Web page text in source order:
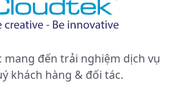
đến trải nghiệm dịch vụ
khách hàng & đối tác.